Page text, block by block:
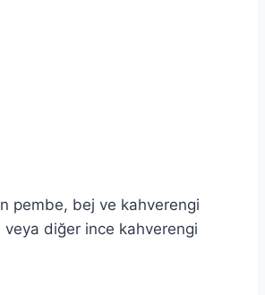
pembe, bej ve kahverengi
veya diğer ince kahverengi